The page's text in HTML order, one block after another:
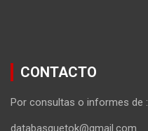
CONTACTO
Por consultas o informes de :
databasquetok@gmail.com